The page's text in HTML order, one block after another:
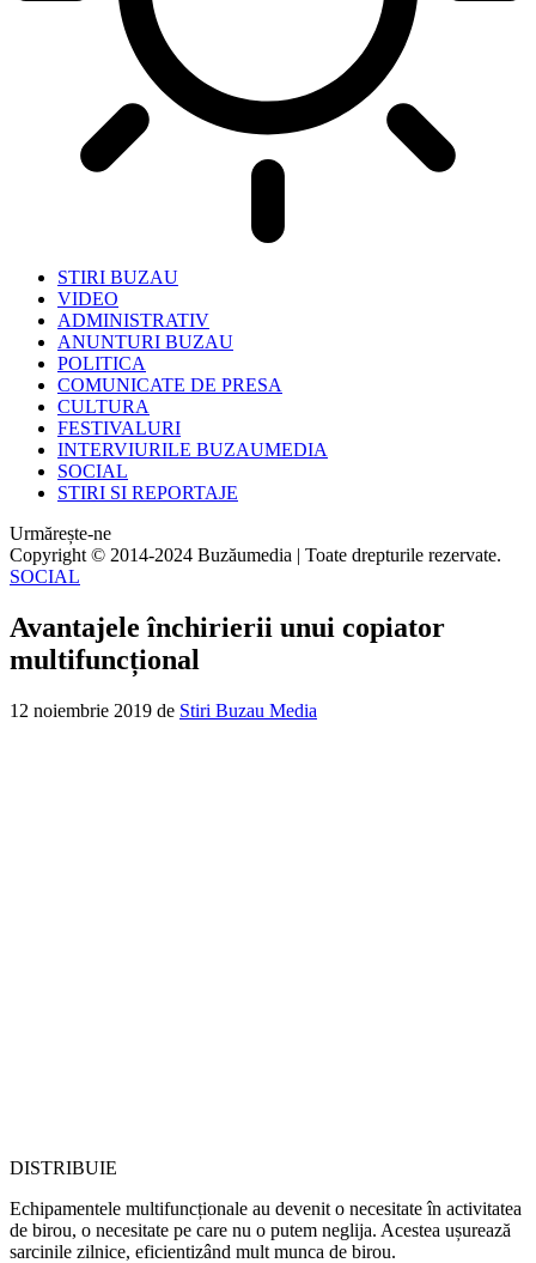
STIRI BUZAU
VIDEO
ADMINISTRATIV
ANUNTURI BUZAU
POLITICA
COMUNICATE DE PRESA
CULTURA
FESTIVALURI
INTERVIURILE BUZAUMEDIA
SOCIAL
STIRI SI REPORTAJE
Urmărește-ne
Copyright © 2014-2024 Buzăumedia | Toate drepturile rezervate.
SOCIAL
Avantajele închirierii unui copiator
multifuncțional
12 noiembrie 2019 de Stiri Buzau Media
DISTRIBUIE
Echipamentele multifuncționale au devenit o necesitate în activitatea
de birou, o necesitate pe care nu o putem neglija. Acestea ușurează
sarcinile zilnice, eficientizând mult munca de birou.